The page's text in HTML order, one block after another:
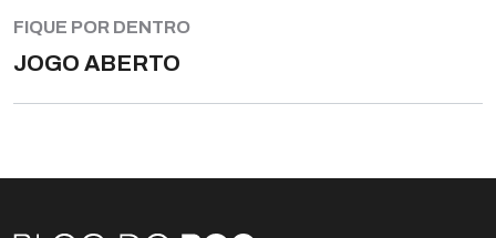
FIQUE POR DENTRO
JOGO ABERTO